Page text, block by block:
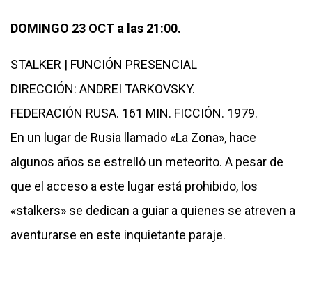
DOMINGO 23 OCT a las 21:00.
STALKER | FUNCIÓN PRESENCIAL
DIRECCIÓN: ANDREI TARKOVSKY.
FEDERACIÓN RUSA. 161 MIN. FICCIÓN. 1979.
En un lugar de Rusia llamado «La Zona», hace
algunos años se estrelló un meteorito. A pesar de
que el acceso a este lugar está prohibido, los
«stalkers» se dedican a guiar a quienes se atreven a
aventurarse en este inquietante paraje.